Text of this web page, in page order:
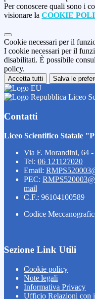
Per conoscere quali sono i
visionare la COOKIE
Cookie necessari per il
I cookie necessari per il
disabilitati. È possibile
policy.
Accetta tutti Salva le
Liceo
Contatti
Liceo Scientifico Statale
Via F. Morandini, 64
Tel: 06 121127020
Email:
PEC:
mail
C.F.: 96104100589
Codice
Sezione Link Utili
Cookie policy
Note legali
Informativa Privacy
Ufficio Relazioni con